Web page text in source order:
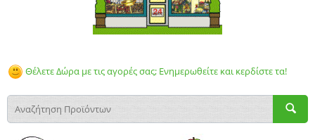
Θέλετε Δώρα με τις αγορές σας; Ενημερωθείτε και κερδίστε τα!